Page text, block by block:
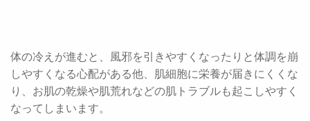
体の冷えが進むと、風邪を引きやすくなったりと体調を崩
しやすくなる心配がある他、肌細胞に栄養が届きにくくな
り、お肌の乾燥や肌荒れなどの肌トラブルも起こしやすく
なってしまいます。